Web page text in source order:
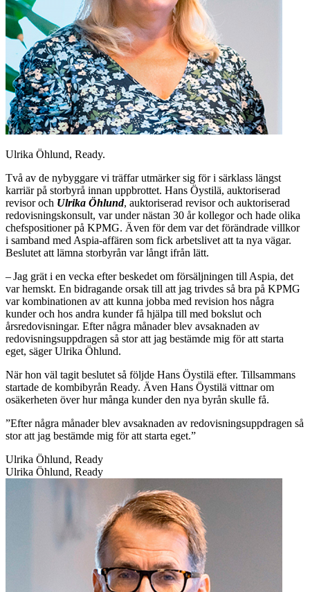
Ulrika Öhlund, Ready.
Två av de nybyggare vi träffar u­tmärker sig för i särklass längst
karriär på storbyrå innan uppbrottet. Hans Öystilä, auktoriserad
revisor och Ulrika Öhlund, auktoriserad revisor och auktoriserad
redovisningskonsult, var under nästan 30 år kollegor och hade olika
chefspositioner på KPMG. Även för dem var det förändrade villkor
i samband med Aspia-affären som fick arbetslivet att ta nya vägar.
Beslutet att lämna storbyrån var långt ifrån lätt.
– Jag grät i en vecka efter beskedet om försäljningen till Aspia, det
var hemskt. En bidragande orsak till att jag trivdes så bra på KPMG
var kombinationen av att kunna jobba med revision hos några
kunder och hos andra kunder få hjälpa till med bokslut och
årsredovisningar. Efter några månader blev avsaknaden av
redovisningsuppdragen så stor att jag bestämde mig för att starta
eget, säger Ulrika Öhlund.
När hon väl tagit beslutet så följde Hans Öystilä efter. Tillsammans
startade de kombibyrån Ready. Även Hans Öystilä vittnar om
osäkerheten över hur många kunder den nya byrån skulle få.
”Efter några ­månader blev avsaknaden av redovisningsuppdragen så
stor att jag bestämde mig för att starta eget.”
Ulrika Öhlund, Ready
Ulrika Öhlund, Ready